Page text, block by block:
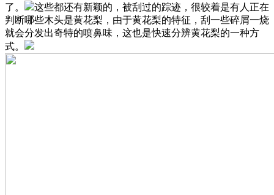
了。
这些都还有新颖的，被刮过的踪迹，很较着是有人正在
判断哪些木头是黄花梨，由于黄花梨的特征，刮一些碎屑一烧
就会分发出奇特的喷鼻味，这也是快速分辨黄花梨的一种方
式。